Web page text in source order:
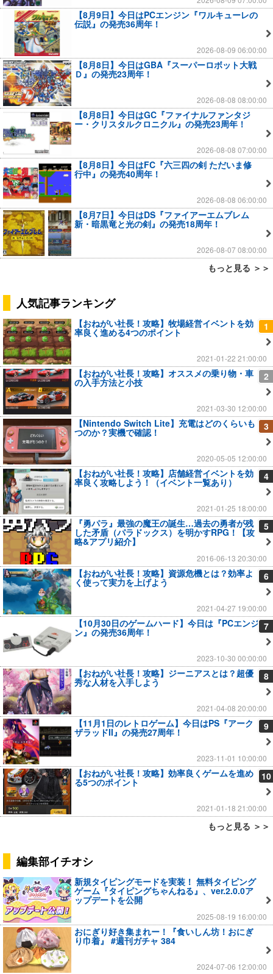
【8月9日】今日はPCエンジン『ワルキューレの
伝説』の発売36周年！
2026-08-09 06:00:00
【8月8日】今日はGBA『スーパーロボット大戦
Ｄ』の発売23周年！
2026-08-08 08:00:00
【8月8日】今日はGC『ファイナルファンタジ
ー・クリスタルクロニクル』の発売23周年！
2026-08-08 07:00:00
【8月8日】今日はFC『六三四の剣 ただいま修
行中』の発売40周年！
2026-08-08 06:00:00
【8月7日】今日はDS『ファイアーエムブレム
新・暗黒竜と光の剣』の発売18周年！
2026-08-07 08:00:00
もっと見る ＞＞
人気記事ランキング
1
【おねがい社長！攻略】牧場経営イベントを効
率良く進める4つのポイント
2021-01-22 21:00:00
2
【おねがい社長！攻略】オススメの乗り物・車
の入手方法と小技
2021-03-30 12:00:00
3
【Nintendo Switch Lite】充電はどのくらいも
つのか？実機で確認！
2020-05-05 12:00:00
4
【おねがい社長！攻略】店舗経営イベントを効
率良く攻略しよう！（イベント一覧あり）
2021-01-25 18:00:00
5
『勇パラ』最強の魔王の誕生…過去の勇者が残
した矛盾（パラドックス）を明かすRPG！【攻
略&アプリ紹介】
2016-06-13 20:30:00
6
【おねがい社長！攻略】資源危機とは？効率よ
く使って実力を上げよう
2021-04-27 19:00:00
7
【10月30日のゲームハード】今日は『PCエンジ
ン』の発売36周年！
2023-10-30 00:00:00
8
【おねがい社長！攻略】ジーニアスとは？超優
秀な人材を入手しよう
2021-04-08 20:00:00
9
【11月1日のレトロゲーム】今日はPS『アーク
ザラッドII』の発売27周年！
2023-11-01 10:00:00
10
【おねがい社長！攻略】効率良くゲームを進め
る5つのポイント
2021-01-18 21:00:00
もっと見る ＞＞
編集部イチオシ
新規タイピングモードを実装！ 無料タイピング
ゲーム『タイピングちゃんねる』、ver.2.0.0ア
ップデートを公開
2025-08-19 16:00:00
おにぎり好き集まれー！『食いしん坊！おにぎ
り巾着』 #週刊ガチャ 384
2024-07-06 12:00:00